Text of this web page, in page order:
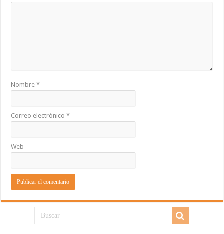
Nombre*
Correo electrónico*
Web